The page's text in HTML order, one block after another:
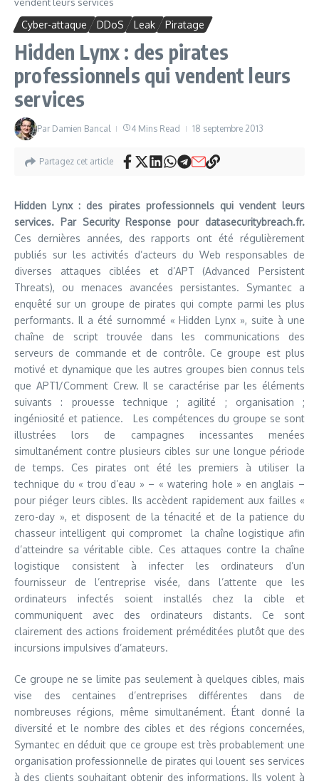
Cyber-attaque DDoS Leak Piratage
Hidden Lynx : des pirates
professionnels qui vendent leurs
services
Par Damien Bancal 4 Mins Read 18 septembre 2013
Partagez cet article
Hidden Lynx : des pirates professionnels qui vendent leurs
services. Par Security Response pour datasecuritybreach.fr.
Ces dernières années, des rapports ont été régulièrement
publiés sur les activités d’acteurs du Web responsables de
diverses attaques ciblées et d’APT (Advanced Persistent
Threats), ou menaces avancées persistantes. Symantec a
enquêté sur un groupe de pirates qui compte parmi les plus
performants. Il a été surnommé « Hidden Lynx », suite à une
chaîne de script trouvée dans les communications des
serveurs de commande et de contrôle. Ce groupe est plus
motivé et dynamique que les autres groupes bien connus tels
que APT1/Comment Crew. Il se caractérise par les éléments
suivants : prouesse technique ; agilité ; organisation ;
ingéniosité et patience. Les compétences du groupe se sont
illustrées lors de campagnes incessantes menées
simultanément contre plusieurs cibles sur une longue période
de temps. Ces pirates ont été les premiers à utiliser la
technique du « trou d’eau » – « watering hole » en anglais –
pour piéger leurs cibles. Ils accèdent rapidement aux failles «
zero-day », et disposent de la ténacité et de la patience du
chasseur intelligent qui compromet la chaîne logistique afin
d’atteindre sa véritable cible. Ces attaques contre la chaîne
logistique consistent à infecter les ordinateurs d’un
fournisseur de l’entreprise visée, dans l’attente que les
ordinateurs infectés soient installés chez la cible et
communiquent avec des ordinateurs distants. Ce sont
clairement des actions froidement préméditées plutôt que des
incursions impulsives d’amateurs.
Ce groupe ne se limite pas seulement à quelques cibles, mais
vise des centaines d’entreprises différentes dans de
nombreuses régions, même simultanément. Étant donné la
diversité et le nombre des cibles et des régions concernées,
Symantec en déduit que ce groupe est très probablement une
organisation professionnelle de pirates qui louent ses services
à des clients souhaitant obtenir des informations. Ils volent à